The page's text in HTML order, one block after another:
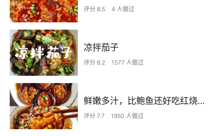
评分 8.5 4 人做过
凉拌茄子
评分 8.2 1577 人做过
鲜嫩多汁，比鲍鱼还好吃红烧香菇
评分 7.7 1950 人做过